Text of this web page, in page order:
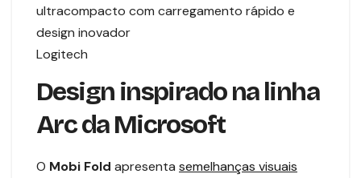
Logitech
Design inspirado na linha
Arc da Microsoft
O Mobi Fold apresenta semelhanças visuais